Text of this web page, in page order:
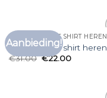
Aanbieding!
aan
LONG SLEEVE T SHIRT HEREN
long sleeve t shirt heren
€31.00 €22.00